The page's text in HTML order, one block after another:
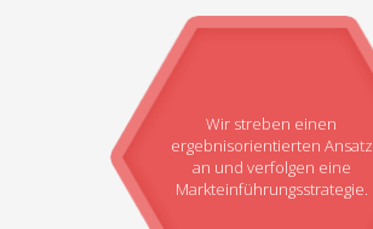
Wir streben einen
ergebnisorientierten Ansatz
an und verfolgen eine
Markteinführungsstrategie.